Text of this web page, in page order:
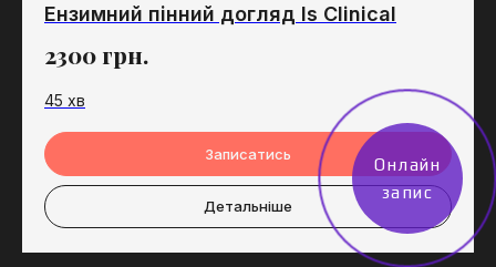
Ензимний пінний догляд Is Clinical
2300 грн.
45 хв
Записатись
Детальніше
Онлайн
запис